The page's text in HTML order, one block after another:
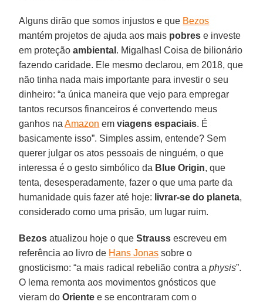
Alguns dirão que somos injustos e que Bezos
mantém projetos de ajuda aos mais pobres e investe
em proteçãoambiental . Migalhas! Coisa de bilionário
fazendo caridade. Ele mesmo declarou, em 2018, que
não tinha nada mais importante para investir o seu
dinheiro: “a única maneira que vejo para empregar
tantos recursos financeiros é convertendo meus
ganhos naAmazon emviagens espaciais. É
basicamente isso”. Simples assim, entende? Sem
querer julgar os atos pessoais de ninguém, o que
interessa é o gesto simbólico da Blue Origin, que
tenta, desesperadamente, fazer o que uma parte da
humanidade quis fazer até hoje: livrar-se do planeta,
considerado como uma prisão, um lugar ruim.
Bezos atualizou hoje o queStrauss escreveu em
referência ao livro de Hans Jonas sobre o
gnosticismo: “a mais radical rebelião contra aphysis”.
O lema remonta aos movimentos gnósticos que
vieram doOriente e se encontraram com o